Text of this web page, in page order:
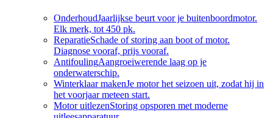
OnderhoudJaarlijkse beurt voor je buitenboordmotor.
Elk merk, tot 450 pk.
ReparatieSchade of storing aan boot of motor.
Diagnose vooraf, prijs vooraf.
AntifoulingAangroeiwerende laag op je
onderwaterschip.
Winterklaar makenJe motor het seizoen uit, zodat hij in
het voorjaar meteen start.
Motor uitlezenStoring opsporen met moderne